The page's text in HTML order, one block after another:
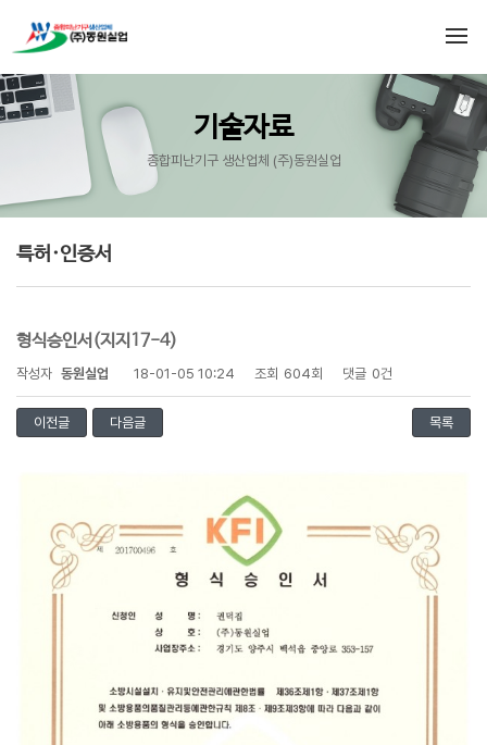
기술자료
종합피난기구 생산업체 (주)동원실업
특허·인증서
형식승인서(지지17-4)
작성자 동원실업 18-01-05 10:24 조회 604회 댓글 0건
이전글 다음글 목록